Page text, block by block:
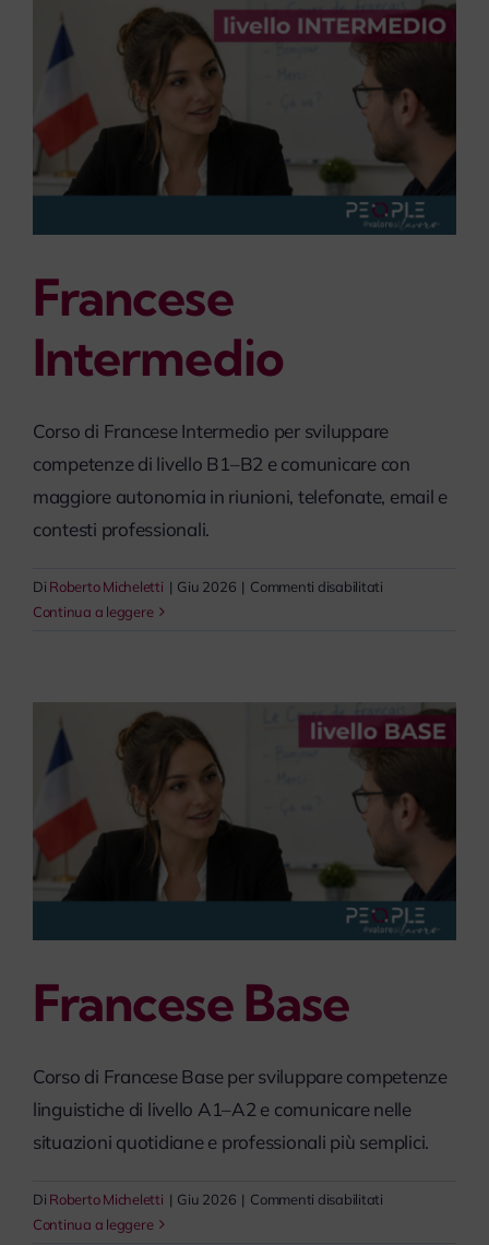
Francese
Intermedio
Corso di Francese Intermedio per sviluppare
competenze di livello B1–B2 e comunicare con
maggiore autonomia in riunioni, telefonate, email e
contesti professionali.
Di Roberto Micheletti | Giu 2026 | Commenti disabilitatisu
Continua a leggere
Francese Base
Corso di Francese Base per sviluppare competenze
linguistiche di livello A1–A2 e comunicare nelle
situazioni quotidiane e professionali più semplici.
Di Roberto Micheletti | Giu 2026 | Commenti disabilitatisu
Continua a leggere